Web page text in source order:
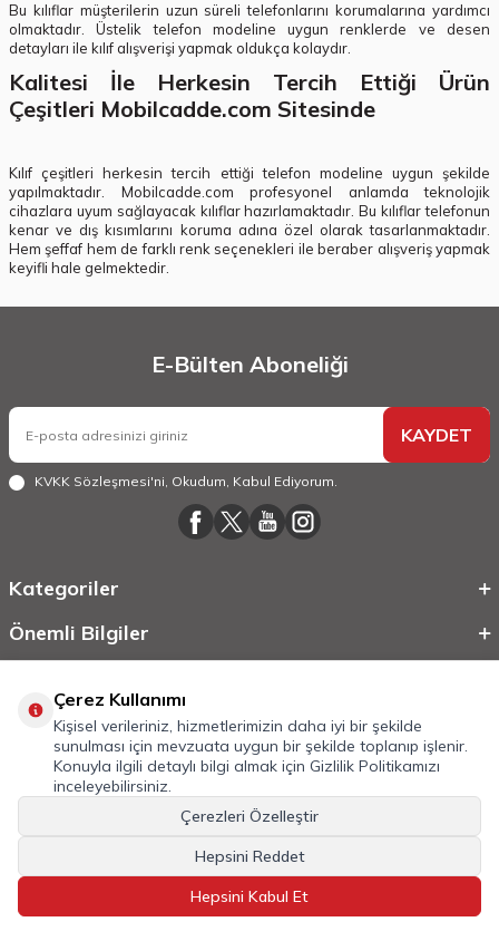
Bu kılıflar müşterilerin uzun süreli telefonlarını korumalarına yardımcı
olmaktadır. Üstelik telefon modeline uygun renklerde ve desen
detayları ile kılıf alışverişi yapmak oldukça kolaydır.
Kalitesi İle Herkesin Tercih Ettiği Ürün
Çeşitleri Mobilcadde.com Sitesinde
Kılıf çeşitleri herkesin tercih ettiği telefon modeline uygun şekilde
yapılmaktadır. Mobilcadde.com profesyonel anlamda teknolojik
cihazlara uyum sağlayacak kılıflar hazırlamaktadır. Bu kılıflar telefonun
kenar ve dış kısımlarını koruma adına özel olarak tasarlanmaktadır.
Hem şeffaf hem de farklı renk seçenekleri ile beraber alışveriş yapmak
keyifli hale gelmektedir.
E-Bülten Aboneliği
KAYDET
KVKK Sözleşmesi'ni, Okudum, Kabul Ediyorum.
Kategoriler
Önemli Bilgiler
©2026Tüm Hakkı Saklıdır.Mobilcadde.com
T-SoftE-TicaretSistemleriyle Hazırlanmıştır.
Çerez Kullanımı
Kişisel verileriniz, hizmetlerimizin daha iyi bir şekilde
sunulması için mevzuata uygun bir şekilde toplanıp işlenir.
Konuyla ilgili detaylı bilgi almak için Gizlilik Politikamızı
inceleyebilirsiniz.
Çerezleri Özelleştir
Hepsini Reddet
Hepsini Kabul Et